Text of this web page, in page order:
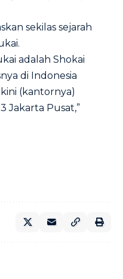
sekilas sejarah
adalah Shokai
di Indonesia
(kantornya)
Jakarta Pusat,”